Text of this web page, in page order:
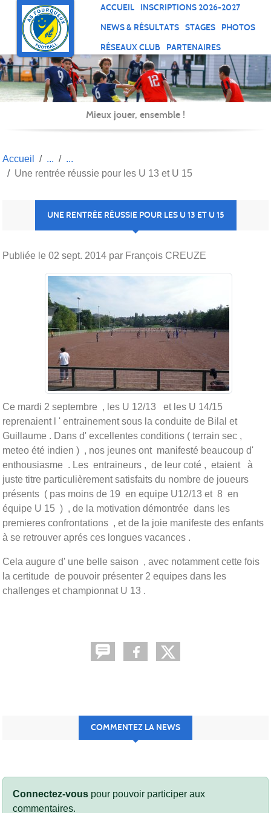
ACCUEIL
INSCRIPTIONS 2026-2027
NEWS & RÉSULTATS
STAGES
PHOTOS
RÉSEAUX CLUB
PARTENAIRES
Mieux jouer, ensemble !
Accueil
Une rentrée réussie pour les U 13 et U 15
UNE RENTRÉE RÉUSSIE POUR LES U 13 ET U 15
Publiée le 02 sept. 2014 par François CREUZE
Ce mardi 2 septembre , les U 12/13 et les U 14/15
reprenaient l ' entrainement sous la conduite de Bilal et
Guillaume . Dans d' excellentes conditions ( terrain sec ,
meteo été indien ) , nos jeunes ont manifesté beaucoup d'
enthousiasme . Les entraineurs , de leur coté , etaient à
juste titre particulièrement satisfaits du nombre de joueurs
présents ( pas moins de 19 en equipe U12/13 et 8 en
équipe U 15 ) , de la motivation démontrée dans les
premieres confrontations , et de la joie manifeste des enfants
à se retrouver aprés ces longues vacances .
Cela augure d' une belle saison , avec notamment cette fois
la certitude de pouvoir présenter 2 equipes dans les
challenges et championnat U 13 .
COMMENTEZ LA NEWS
Connectez-vous pour pouvoir participer aux
commentaires.
Panneau de gestion des cookies